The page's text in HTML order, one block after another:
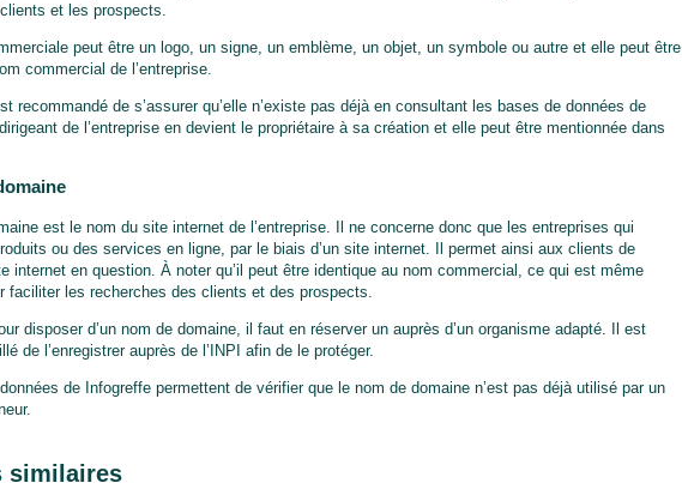
et les prospects.
peut être un logo, un signe, un emblème, un objet, un symbole ou autre et elle peut être
commercial de l’entreprise.
recommandé de s’assurer qu’elle n’existe pas déjà en consultant les bases de données de
de l’entreprise en devient le propriétaire à sa création et elle peut être mentionnée dans
est le nom du site internet de l’entreprise. Il ne concerne donc que les entreprises qui
ou des services en ligne, par le biais d’un site internet. Il permet ainsi aux clients de
internet en question. À noter qu’il peut être identique au nom commercial, ce qui est même
faciliter les recherches des clients et des prospects.
disposer d’un nom de domaine, il faut en réserver un auprès d’un organisme adapté. Il est
de l’enregistrer auprès de l’INPI afin de le protéger.
de Infogreffe permettent de vérifier que le nom de domaine n’est pas déjà utilisé par un
similaires